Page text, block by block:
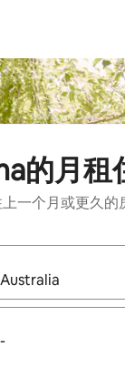
的月租
一个月或更久的
果，请使用上下方